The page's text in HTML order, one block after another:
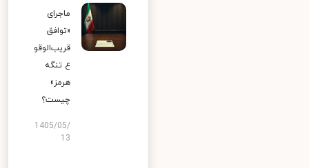
ماجرای
«توافق
قریب‌الوقو
ع تنگه
هرمز»
چیست؟
1405/05/
13